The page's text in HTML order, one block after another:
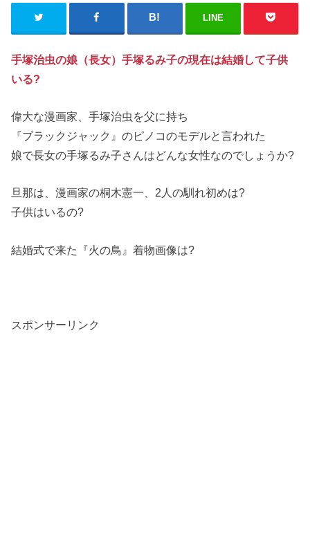
LINE
手塚治虫の娘（長女）手塚るみ子の現在は結婚して子供
いる?
偉大な漫画家、手塚治虫を父に持ち
『ブラックジャック』のピノコのモデルと言われた
娘で長女の手塚るみ子さんはどんな女性なのでしょうか?
旦那は、漫画家の桐木憲一、2人の馴れ初めは?
子供はいるの?
結婚式で来た『火の鳥』着物画像は?
スポンサーリンク